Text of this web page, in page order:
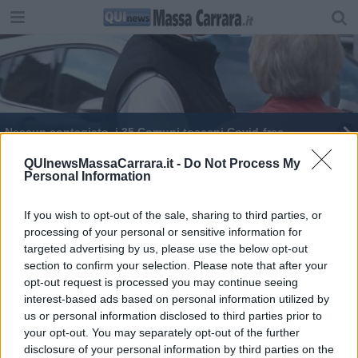
QUInewsMassaCarrara.it - Do Not Process My
Personal Information
If you wish to opt-out of the sale, sharing to third parties, or
processing of your personal or sensitive information for
targeted advertising by us, please use the below opt-out
section to confirm your selection. Please note that after your
opt-out request is processed you may continue seeing
interest-based ads based on personal information utilized by
us or personal information disclosed to third parties prior to
your opt-out. You may separately opt-out of the further
disclosure of your personal information by third parties on the
Nessun contagiato, i 35 Comuni toscani Covid-free
Censimento 2022 allo sprint finale
Amministrative 2024, tutti i Comuni toscani al voto
185 comuni al voto per il nuovo Sindaco - MAPPE
Un milione e mezzo per la manutenzione stradale
Manutenzione strade, due milioni per 43 Comuni